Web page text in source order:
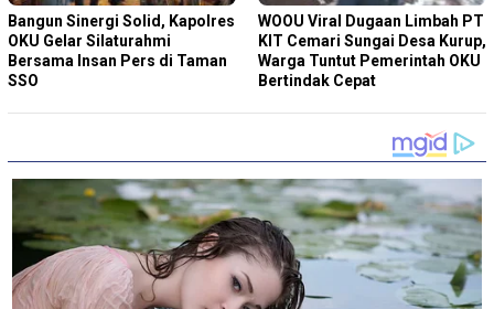
Bangun Sinergi Solid, Kapolres
OKU Gelar Silaturahmi
Bersama Insan Pers di Taman
SSO
WOOU Viral Dugaan Limbah PT
KIT Cemari Sungai Desa Kurup,
Warga Tuntut Pemerintah OKU
Bertindak Cepat